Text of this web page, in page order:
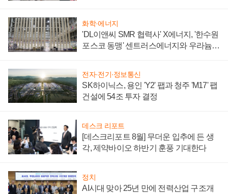
화학·에너지
'DL이앤씨 SMR 협력사' X에너지, '한수원
포스코 동맹' 센트러스에너지와 우라늄
전자·전기·정보통신
SK하이닉스, 용인 'Y2' 팹과 청주 'M17' 팹
건설에 54조 투자 결정
데스크 리포트
[데스크리포트 8월] 무더운 입추에 든 생
각, 제약바이오 하반기 훈풍 기대한다
정치
AI시대 맞아 25년 만에 전력산업 구조개